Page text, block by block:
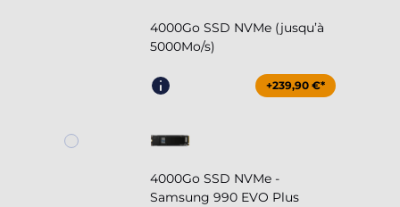
4000Go SSD NVMe (jusqu’à
5000Mo/s)
+239,90 €*
4000Go SSD NVMe -
Samsung 990 EVO Plus